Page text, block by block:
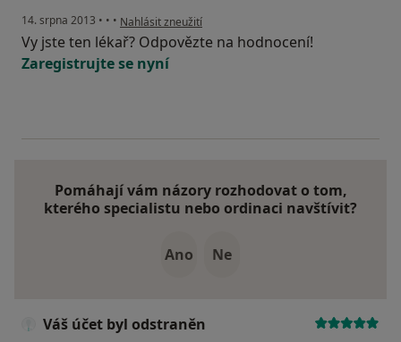
14. srpna 2013 • • • podle názoru uživatele Váš účet byl odstraněn
Nahlásit zneužití
Vy jste ten lékař? Odpovězte na hodnocení!
Zaregistrujte se nyní
Pomáhají vám názory rozhodovat o tom,
kterého specialistu nebo ordinaci navštívit?
Ano Ne
Váš účet byl odstraněn